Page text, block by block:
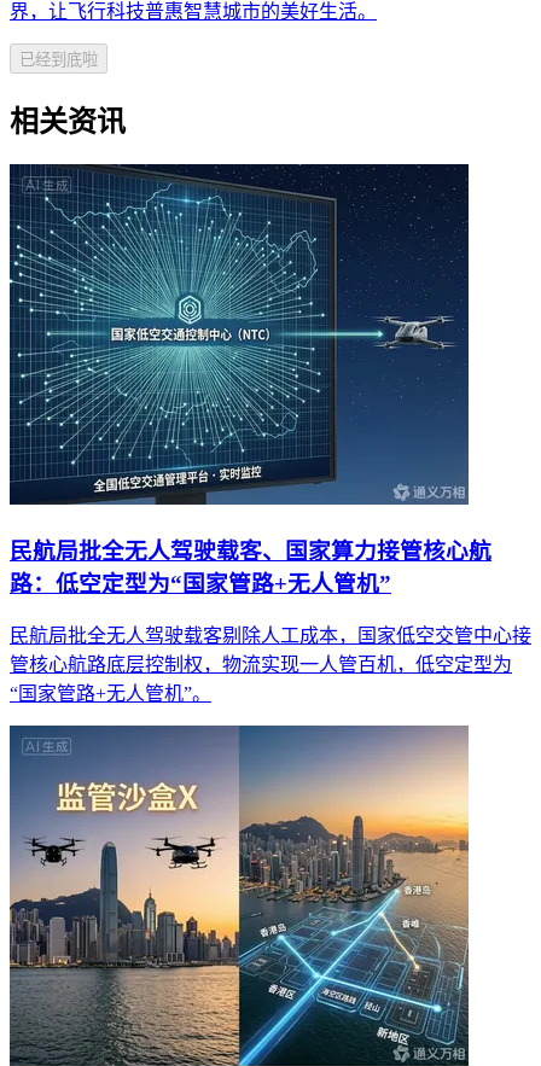
界，让飞行科技普惠智慧城市的美好生活。
已经到底啦
相关资讯
民航局批全无人驾驶载客、国家算力接管核心航
路：低空定型为“国家管路+无人管机”
民航局批全无人驾驶载客剔除人工成本，国家低空交管中心接
管核心航路底层控制权，物流实现一人管百机，低空定型为
“国家管路+无人管机”。